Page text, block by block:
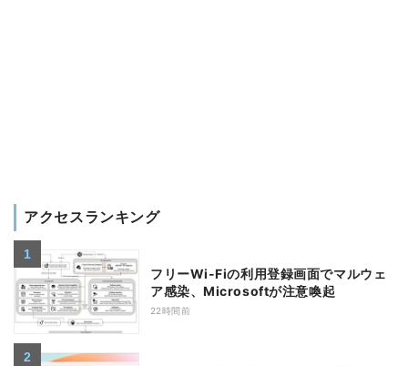
アクセスランキング
フリーWi-Fiの利用登録画面でマルウェ
ア感染、Microsoftが注意喚起
22時間前